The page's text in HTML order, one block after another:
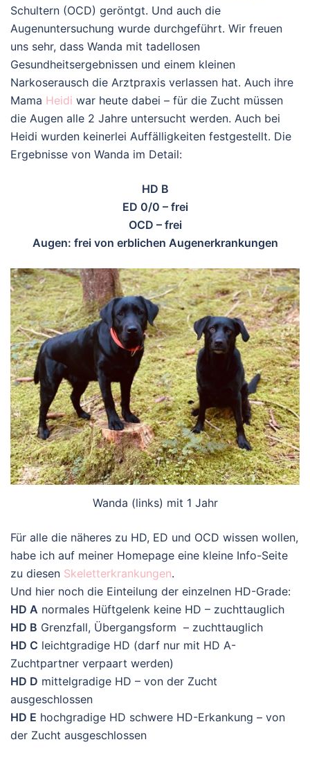
Schultern (OCD) geröntgt. Und auch die
Augenuntersuchung wurde durchgeführt. Wir freuen
uns sehr, dass Wanda mit tadellosen
Gesundheitsergebnissen und einem kleinen
Narkoserausch die Arztpraxis verlassen hat. Auch ihre
Mama Heidi war heute dabei – für die Zucht müssen
die Augen alle 2 Jahre untersucht werden. Auch bei
Heidi wurden keinerlei Auffälligkeiten festgestellt. Die
Ergebnisse von Wanda im Detail:
HD B
ED 0/0 – frei
OCD – frei
Augen: frei von erblichen Augenerkrankungen
Wanda (links) mit 1 Jahr
Für alle die näheres zu HD, ED und OCD wissen wollen,
habe ich auf meiner Homepage eine kleine Info-Seite
zu diesen Skeletterkrankungen.
Und hier noch die Einteilung der einzelnen HD-Grade:
HD A normales Hüftgelenk keine HD – zuchttauglich
HD B Grenzfall, Übergangsform – zuchttauglich
HD C leichtgradige HD (darf nur mit HD A-
Zuchtpartner verpaart werden)
HD D mittelgradige HD – von der Zucht
ausgeschlossen
HD E hochgradige HD schwere HD-Erkankung – von
der Zucht ausgeschlossen